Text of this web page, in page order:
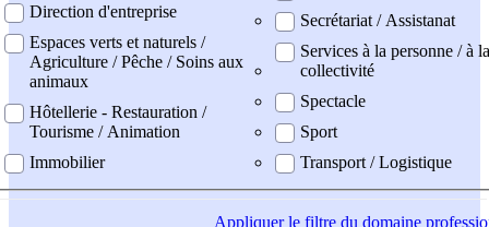
Direction d'entreprise
Espaces verts et naturels /
Agriculture / Pêche / Soins aux
animaux
Hôtellerie - Restauration /
Tourisme / Animation
Immobilier
Secrétariat / Assistanat
Services à la personne / à la
collectivité
Spectacle
Sport
Transport / Logistique
Appliquerle filtre du domaine